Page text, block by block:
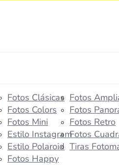
Fotos Clásicas
Fotos Colors
Fotos Mini
Estilo Instagram
Estilo Polaroid
Fotos Happy
Fotos
Fotos
Fotos Retro
Fotos
Tiras